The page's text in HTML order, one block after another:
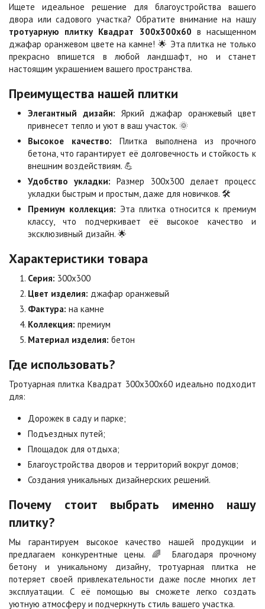
Каир
Цена по запросу
Кармен
Цена по запросу
Клинкер
Цена по запросу
Конго
Цена по запросу
Коричневая
Цена по запросу
Красная
Цена по запросу
Листопад
Цена по запросу
Мокко
Цена по запросу Цена по запросу
Оранжевая
Цена по запросу
Особая серия
Цена по запросу
Сахара
Цена по запросу Цена по запросу
Серо-белая
Цена по запросу
Сорренто
Цена по запросу
Степь
Стоун
Цена по запросу Цена по запросу
Черная
Цена по запросу
Черно-белая
Цена по запросу
Ищете идеальное решение для благоустройства вашего
двора или садового участка? Обратите внимание на нашу
тротуарную плитку Квадрат 300х300х60 в насыщенном
джафар оранжевом цвете на камне! 🌟 Эта плитка не только
прекрасно впишется в любой ландшафт, но и станет
настоящим украшением вашего пространства.
Преимущества нашей плитки
Элегантный дизайн: Яркий джафар оранжевый цвет
привнесет тепло и уют в ваш участок. 🌞
Высокое качество: Плитка выполнена из прочного
бетона, что гарантирует её долговечность и стойкость к
внешним воздействиям. 💪
Удобство укладки: Размер 300х300 делает процесс
укладки быстрым и простым, даже для новичков. 🛠️
Премиум коллекция: Эта плитка относится к премиум
классу, что подчеркивает её высокое качество и
эксклюзивный дизайн. 🌟
Характеристики товара
Серия: 300х300
Цвет изделия: джафар оранжевый
Фактура: на камне
Коллекция: премиум
Материал изделия: бетон
Где использовать?
Тротуарная плитка Квадрат 300х300х60 идеально подходит
для:
Дорожек в саду и парке;
Подъездных путей;
Площадок для отдыха;
Благоустройства дворов и территорий вокруг домов;
Создания уникальных дизайнерских решений.
Почему стоит выбрать именно нашу
плитку?
Мы гарантируем высокое качество нашей продукции и
предлагаем конкурентные цены. 🌈 Благодаря прочному
бетону и уникальному дизайну, тротуарная плитка не
потеряет своей привлекательности даже после многих лет
эксплуатации. С её помощью вы сможете легко создать
уютную атмосферу и подчеркнуть стиль вашего участка.